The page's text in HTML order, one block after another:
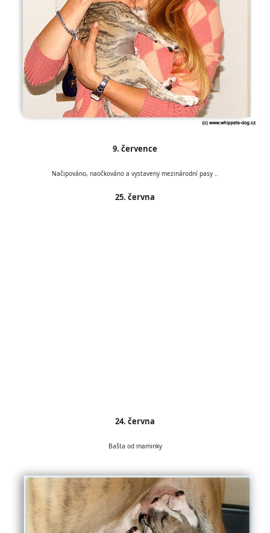
9. července
Načipováno, naočkováno a vystaveny mezinárodní pasy ..
25. června
24. června
Bašta od maminky